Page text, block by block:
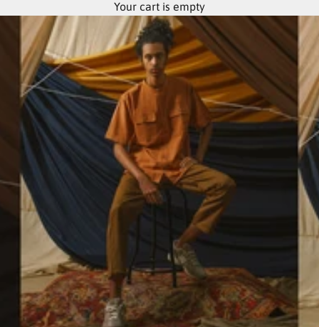
Your cart is empty